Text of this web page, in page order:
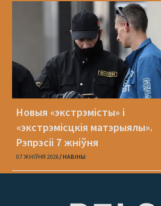
Новыя «экстрэмісты» і
«экстрэмісцкія матэрыялы».
Рэпрэсіі 7 жніўня
07 ЖНІЎНЯ 2026 НАВІНЫ